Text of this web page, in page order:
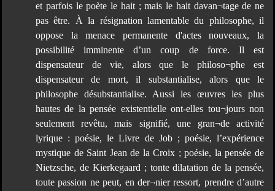
et parfois le poète le hait ; mais le hait davan¬tage de ne
pas être. À la résignation lamentable du philosophe, il
oppose la menace permanente d'actes nouveaux, la
possibilité imminente d’un coup de force. Il est
dispensateur de vie, alors que le philoso¬phe est
dispensateur de mort, il substantialise, alors que le
philosophe désubstantialise. Aussi les œuvres les plus
hautes de la pensée existentielle ont-elles tou¬jours non
seulement revêtu, mais signifié, une gran¬de activité
lyrique : poésie, le Livre de Job ; poésie, l’expérience
mystique de Saint Jean de la Croix ; poésie, la pensée de
Nietzsche, de Kierkegaard ; tonte dilatation de la pensée,
toute passion ne peut, en der¬nier ressort, prendre d’autre